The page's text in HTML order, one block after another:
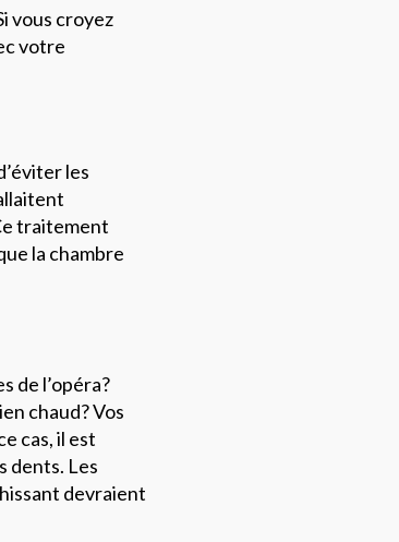
vous croyez
votre
les
traitement
la chambre
de l’opéra?
chaud? Vos
cas, il est
dents. Les
devraient